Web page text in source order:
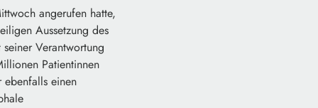
angerufen hatte,
Aussetzung des
Verantwortung
Patientinnen
ebenfalls einen